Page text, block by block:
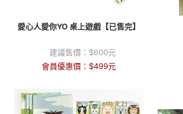
愛心人愛你YO 桌上遊戲【已售完】
建議售價： $600元
會員優惠價： $499元